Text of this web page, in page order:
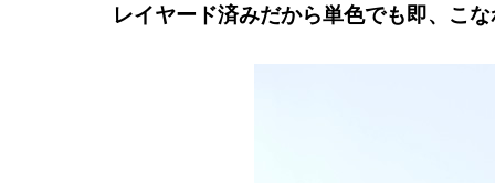
レイヤード済みだから単色でも即、こ